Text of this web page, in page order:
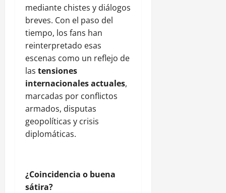
mediante chistes y diálogos
breves. Con el paso del
tiempo, los fans han
reinterpretado esas
escenas como un reflejo de
las tensiones
internacionales actuales,
marcadas por conflictos
armados, disputas
geopolíticas y crisis
diplomáticas.
¿Coincidencia o buena
sátira?